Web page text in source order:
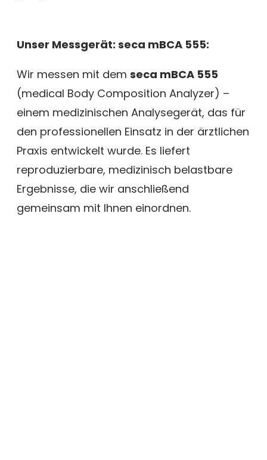
Unser Messgerät: seca mBCA 555:
Wir messen mit dem seca mBCA 555
(medical Body Composition Analyzer) –
einem medizinischen Analysegerät, das für
den professionellen Einsatz in der ärztlichen
Praxis entwickelt wurde. Es liefert
reproduzierbare, medizinisch belastbare
Ergebnisse, die wir anschließend
gemeinsam mit Ihnen einordnen.